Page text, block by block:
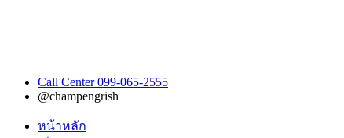
Call Center 099-065-2555
@champengrish
หน้าหลัก